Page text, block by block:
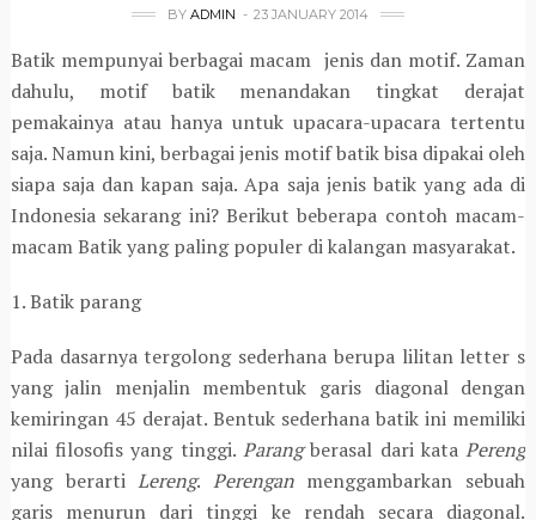
BY ADMIN 23 JANUARY 2014
Batik mempunyai berbagai macam jenis dan motif. Zaman
dahulu, motif batik menandakan tingkat derajat
pemakainya atau hanya untuk upacara-upacara tertentu
saja. Namun kini, berbagai jenis motif batik bisa dipakai oleh
siapa saja dan kapan saja. Apa saja jenis batik yang ada di
Indonesia sekarang ini? Berikut beberapa contoh macam-
macam Batik yang paling populer di kalangan masyarakat.
1. Batik parang
Pada dasarnya tergolong sederhana berupa lilitan letter s
yang jalin menjalin membentuk garis diagonal dengan
kemiringan 45 derajat. Bentuk sederhana batik ini memiliki
nilai filosofis yang tinggi. Parangberasal dari kataPereng
yang berartiLereng. Perenganmenggambarkan sebuah
garis menurun dari tinggi ke rendah secara diagonal.